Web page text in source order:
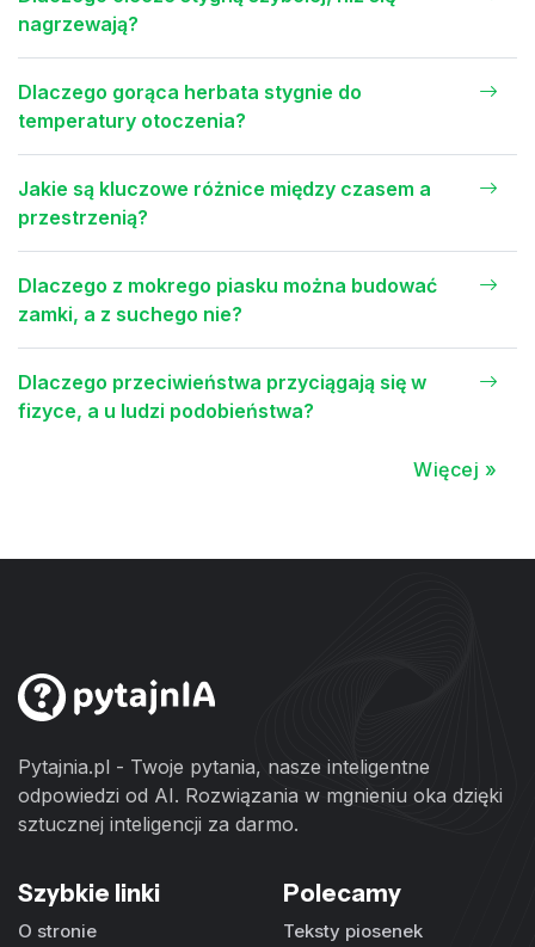
nagrzewają?
Dlaczego gorąca herbata stygnie do
temperatury otoczenia?
Jakie są kluczowe różnice między czasem a
przestrzenią?
Dlaczego z mokrego piasku można budować
zamki, a z suchego nie?
Dlaczego przeciwieństwa przyciągają się w
fizyce, a u ludzi podobieństwa?
Więcej »
Pytajnia.pl - Twoje pytania, nasze inteligentne
odpowiedzi od AI. Rozwiązania w mgnieniu oka dzięki
sztucznej inteligencji za darmo.
Szybkie linki
O stronie
Polecamy
Teksty piosenek